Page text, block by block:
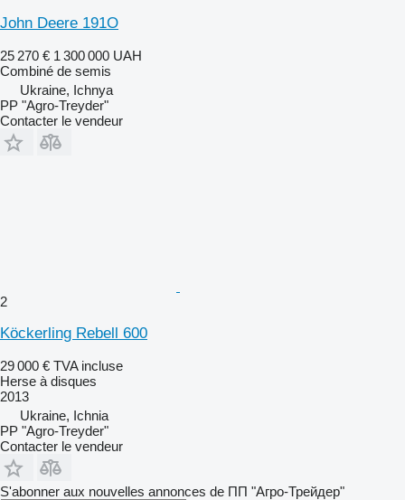
John Deere 191O
25 270 € 1 300 000 UAH
Combiné de semis
Ukraine, Ichnya
PP "Agro-Treyder"
Contacter le vendeur
2
Köckerling Rebell 600
29 000 € TVA incluse
Herse à disques
2013
Ukraine, Ichnia
PP "Agro-Treyder"
Contacter le vendeur
S'abonner aux nouvelles annonces de ПП "Агро-Трейдер"